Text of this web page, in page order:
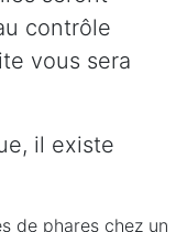
contrôle
vous sera
il existe
de phares chez un